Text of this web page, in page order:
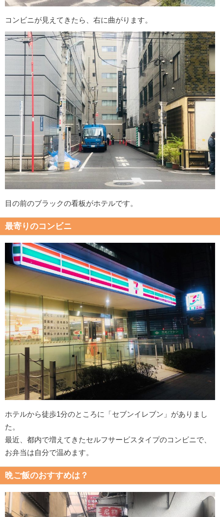
コンビニが見えてきたら、右に曲がります。
目の前のブラックの看板がホテルです。
最寄りのコンビニ
ホテルから徒歩1分のところに「セブンイレブン」がありまし
た。
最近、都内で増えてきたセルフサービスタイプのコンビニで、
お弁当は自分で温めます。
晩ご飯のおすすめは？